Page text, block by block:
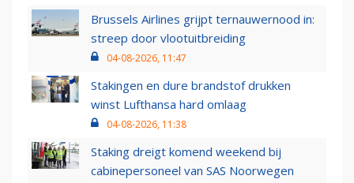
Brussels Airlines grijpt ternauwernood in:
streep door vlootuitbreiding
04-08-2026, 11:47
Stakingen en dure brandstof drukken
winst Lufthansa hard omlaag
04-08-2026, 11:38
Staking dreigt komend weekend bij
cabinepersoneel van SAS Noorwegen